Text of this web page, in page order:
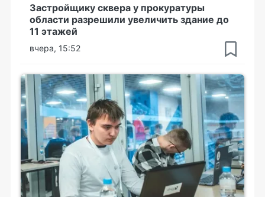
Застройщику сквера у прокуратуры
области разрешили увеличить здание до
11 этажей
вчера, 15:52